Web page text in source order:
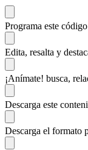
Programa este código
Edita, resalta y
¡Anímate! busca,
Descarga este
Descarga el formato